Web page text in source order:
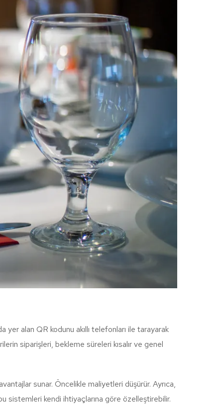
alan QR kodunu akıllı telefonları ile tarayarak
siparişleri, bekleme süreleri kısalır ve genel
sunar. Öncelikle maliyetleri düşürür. Ayrıca,
bu sistemleri kendi ihtiyaçlarına göre özelleştirebilir.